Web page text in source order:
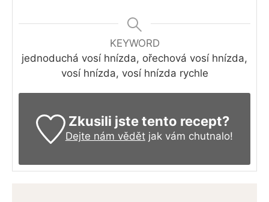
KEYWORD
jednoduchá vosí hnízda, ořechová vosí hnízda,
vosí hnízda, vosí hnízda rychle
Zkusili jste tento recept?
Dejte nám vědětjak vám chutnalo!